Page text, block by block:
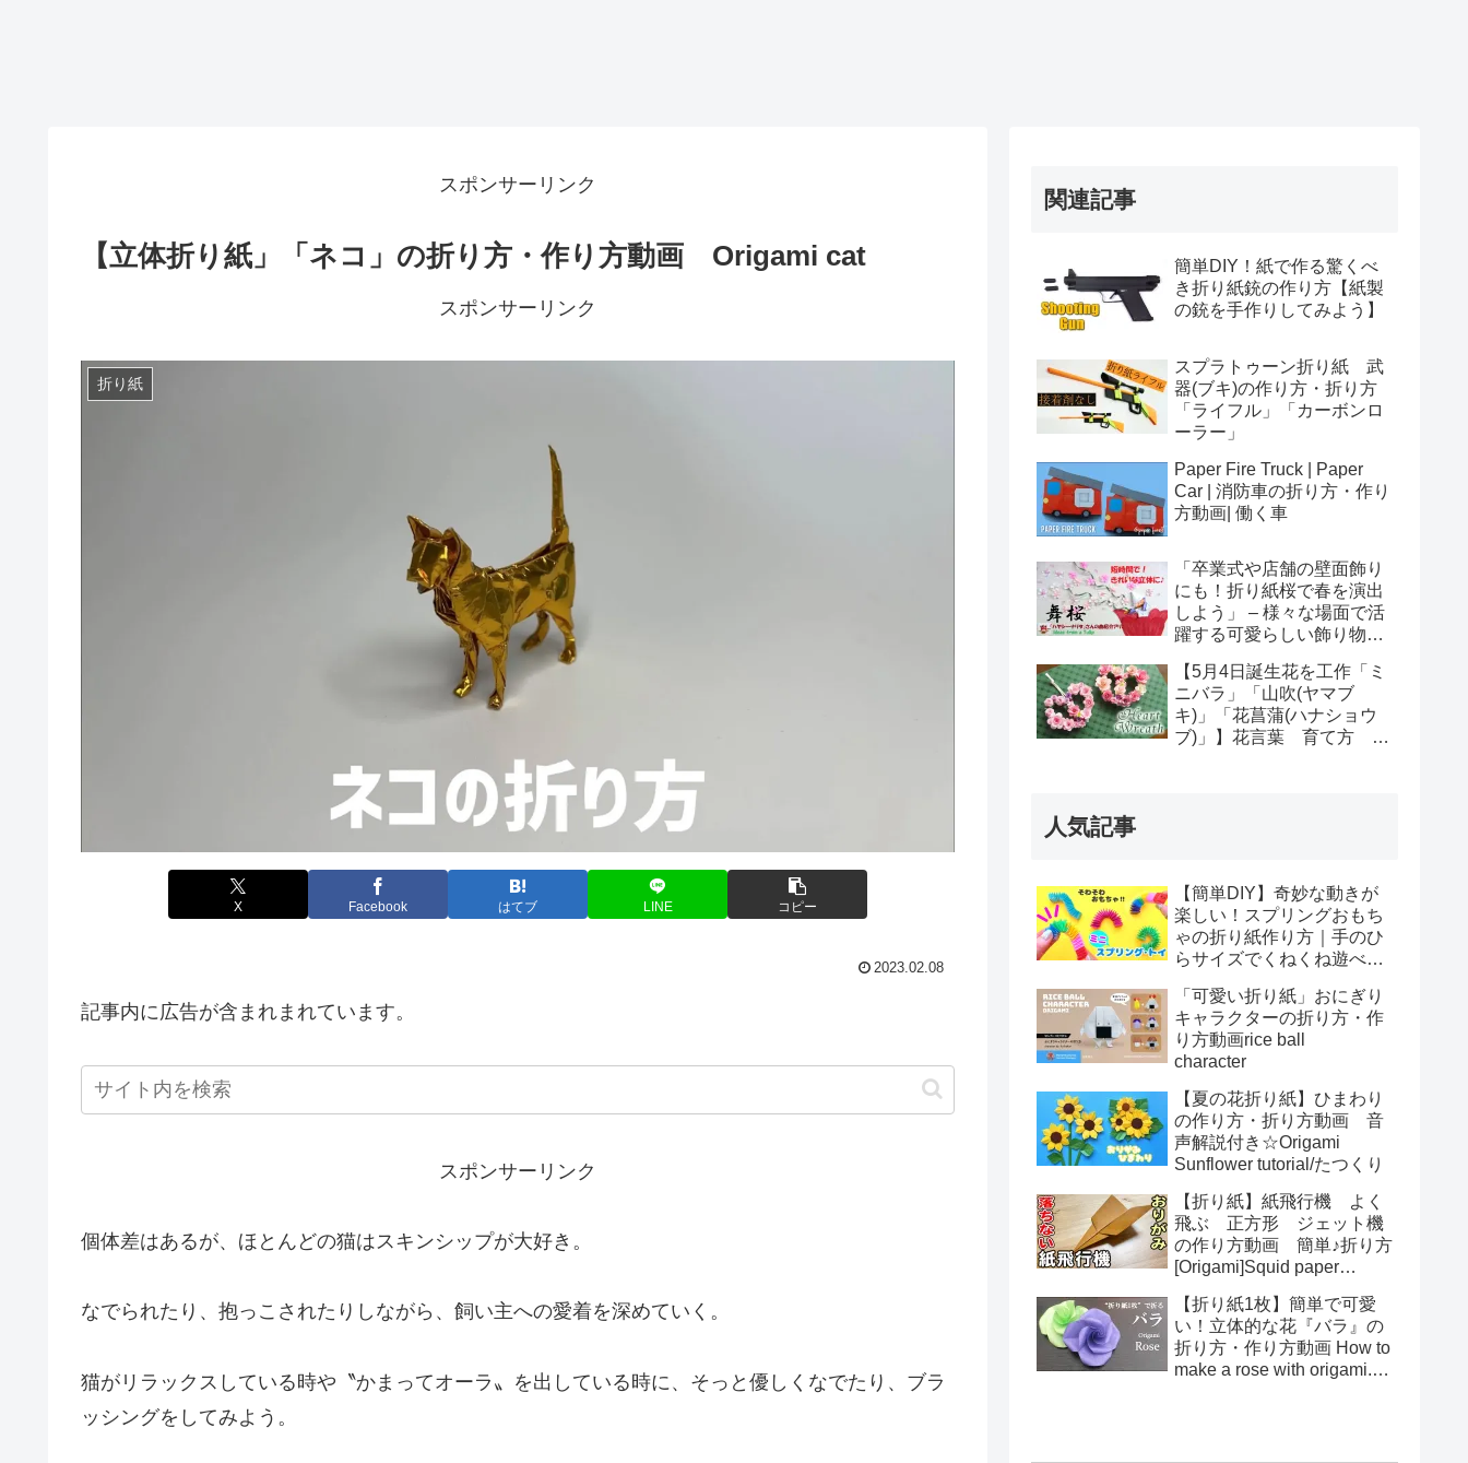
スポンサーリンク
【立体折り紙」「ネコ」の折り方・作り方動画 Origami cat
スポンサーリンク
折り紙
X Facebook はてブ LINE コピー
2023.02.08
記事内に広告が含まれまれています。
スポンサーリンク
個体差はあるが、ほとんどの猫はスキンシップが大好き。
なでられたり、抱っこされたりしながら、飼い主への愛着を深めていく。
猫がリラックスしている時や〝かまってオーラ〟を出している時に、そっと優しくなでたり、ブラ
ッシングをしてみよう。
関連記事
簡単DIY！紙で作る驚くべ
き折り紙銃の作り方【紙製
の銃を手作りしてみよう】
スプラトゥーン折り紙 武
器(ブキ)の作り方・折り方
「ライフル」「カーボンロ
ーラー」
Paper Fire Truck | Paper
Car | 消防車の折り方・作り
方動画| 働く車
「卒業式や店舗の壁面飾り
にも！折り紙桜で春を演出
しよう」 – 様々な場面で活
躍する可愛らしい飾り物
origami cherry blossoms
【5月4日誕生花を工作「ミ
ニバラ」「山吹(ヤマブ
キ)」「花菖蒲(ハナショウ
ブ)」】花言葉 育て方 ハ
人気記事
【簡単DIY】奇妙な動きが
楽しい！スプリングおもち
ゃの折り紙作り方｜手のひ
らサイズでくねくね遊べ
toys Origami
「可愛い折り紙」おにぎり
キャラクターの折り方・作
り方動画rice ball
character
【夏の花折り紙】ひまわり
の作り方・折り方動画 音
声解説付き☆Origami
Sunflower tutorial/たつくり
【折り紙】紙飛行機 よく
飛ぶ 正方形 ジェット機
の作り方動画 簡単♪折り方
[Origami]Squid paper
【折り紙1枚】簡単で可愛
い！立体的な花『バラ』の
折り方・作り方動画 How to
make a rose with origami.It's